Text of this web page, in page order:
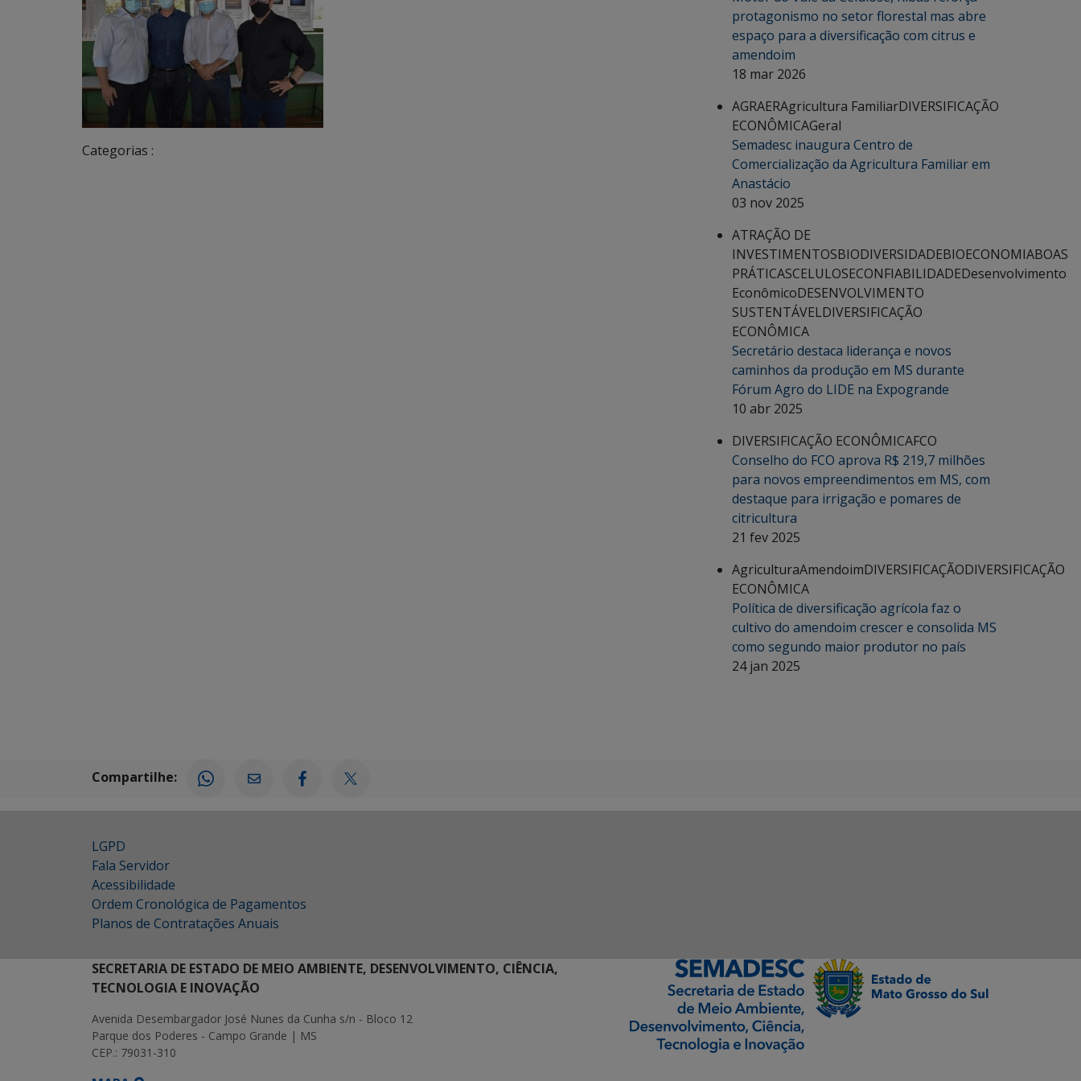
Categorias :
protagonismo no setor florestal mas abre
espaço para a diversificação com citrus e
amendoim
18 mar 2026
AGRAERAgricultura FamiliarDIVERSIFICAÇÃO
ECONÔMICAGeral
Semadesc inaugura Centro de
Comercialização da Agricultura Familiar em
Anastácio
03 nov 2025
ATRAÇÃO DE
INVESTIMENTOSBIODIVERSIDADEBIOECONOMIABOAS
PRÁTICASCELULOSECONFIABILIDADEDesenvolvimento
EconômicoDESENVOLVIMENTO
SUSTENTÁVELDIVERSIFICAÇÃO
ECONÔMICA
Secretário destaca liderança e novos
caminhos da produção em MS durante
Fórum Agro do LIDE na Expogrande
10 abr 2025
DIVERSIFICAÇÃO ECONÔMICAFCO
Conselho do FCO aprova R$ 219,7 milhões
para novos empreendimentos em MS, com
destaque para irrigação e pomares de
citricultura
21 fev 2025
AgriculturaAmendoimDIVERSIFICAÇÃODIVERSIFICAÇÃO
ECONÔMICA
Política de diversificação agrícola faz o
cultivo do amendoim crescer e consolida MS
como segundo maior produtor no país
24 jan 2025
Compartilhe:
LGPD
Fala Servidor
Acessibilidade
Ordem Cronológica de Pagamentos
Planos de Contratações Anuais
SECRETARIA DE ESTADO DE MEIO AMBIENTE, DESENVOLVIMENTO, CIÊNCIA,
TECNOLOGIA E INOVAÇÃO
Avenida Desembargador José Nunes da Cunha s/n - Bloco 12
Parque dos Poderes - Campo Grande | MS
CEP.: 79031-310